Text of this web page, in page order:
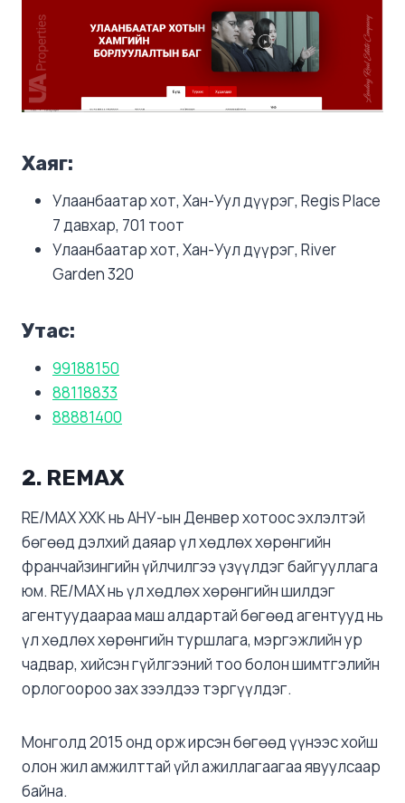
Хаяг:
Улаанбаатар хот, Хан-Уул дүүрэг, Regis Place
7 давхар, 701 тоот
Улаанбаатар хот, Хан-Уул дүүрэг, River
Garden 320
Утас:
99188150
88118833
88881400
2. REMAX
RE/MAX ХХК нь АНУ-ын Денвер хотоос эхлэлтэй
бөгөөд дэлхий даяар үл хөдлөх хөрөнгийн
франчайзингийн үйлчилгээ үзүүлдэг байгууллага
юм. RE/MAX нь үл хөдлөх хөрөнгийн шилдэг
агентуудаараа маш алдартай бөгөөд агентууд нь
үл хөдлөх хөрөнгийн туршлага, мэргэжлийн ур
чадвар, хийсэн гүйлгээний тоо болон шимтгэлийн
орлогоороо зах зээлдээ тэргүүлдэг.
Монголд 2015 онд орж ирсэн бөгөөд үүнээс хойш
олон жил амжилттай үйл ажиллагаагаа явуулсаар
байна.